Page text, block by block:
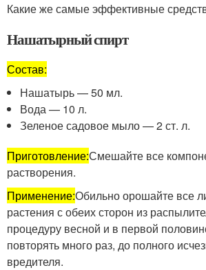
Какие же самые эффективные
Нашатырный спирт
Состав:
Нашатырь — 50 мл.
Вода — 10 л.
Зеленое садовое мыло — 2 ст. л.
Приготовление:Смешайте все
растворения.
Применение:Обильно орошайте все
растения с обеих сторон из
процедуру весной и в первой
повторять много раз, до полного
вредителя.